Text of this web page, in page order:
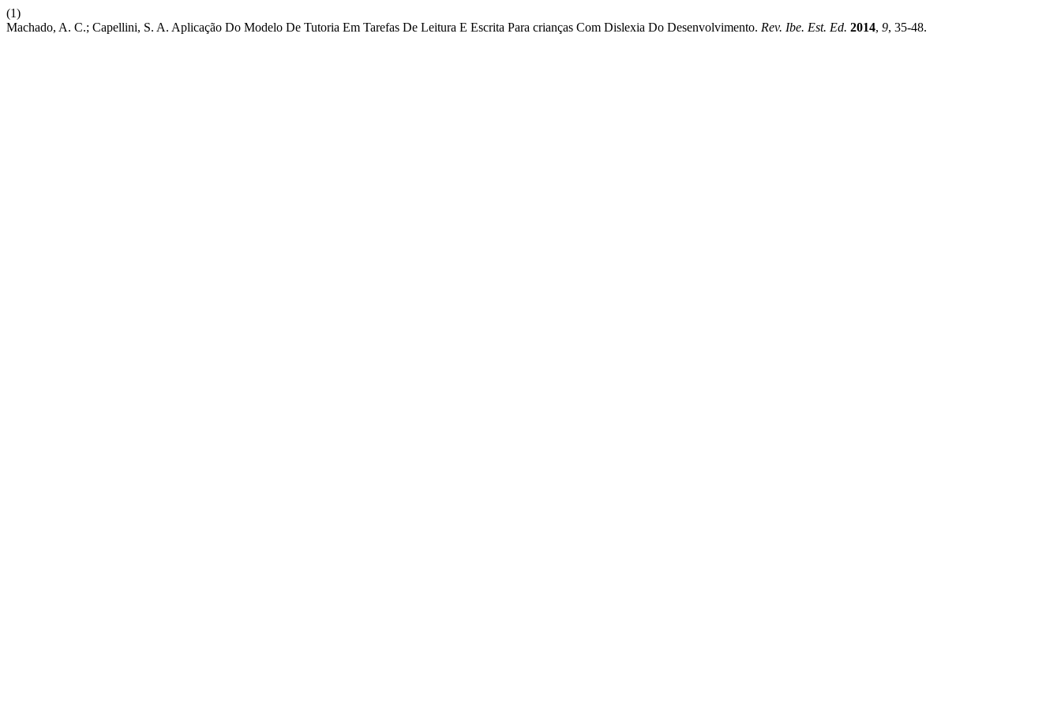
(1)
Machado, A. C.; Capellini, S. A. Aplicação Do Modelo De Tutoria Em Tarefas De Leitura E Escrita Para crianças Com Dislexia Do Desenvolvimento. Rev. Ibe. Est. Ed. 2014, 9, 35-48.